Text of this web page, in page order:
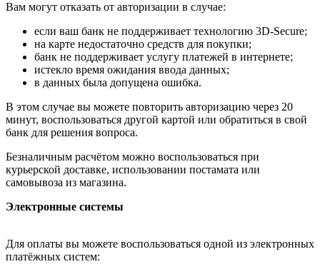
Вам могут отказать от авторизации в случае:
если ваш банк не поддерживает технологию 3D-Secure;
на карте недостаточно средств для покупки;
банк не поддерживает услугу платежей в интернете;
истекло время ожидания ввода данных;
в данных была допущена ошибка.
В этом случае вы можете повторить авторизацию через 20
минут, воспользоваться другой картой или обратиться в свой
банк для решения вопроса.
Безналичным расчётом можно воспользоваться при
курьерской доставке, использовании постамата или
самовывоза из магазина.
Электронные системы
Для оплаты вы можете воспользоваться одной из электронных
платёжных систем: